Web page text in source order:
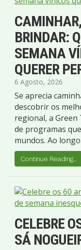
BRINDAR:
SEMANA
QUERER
6 Agosto, 2026
Se aprecia
descobrir os
regional, a
de programas
mundos. Ao
Continue Reading...
CELEBRE
SÁ